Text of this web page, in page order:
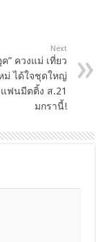
Next
” ควงแม่ เที่ยว
ม่ ได้ใจชุดใหญ่
ฟนมีตติ้ง ส.21
มกรานี้!